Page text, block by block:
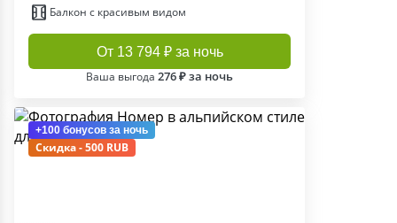
Балкон с красивым видом
От 13 794 ₽ за ночь
Ваша выгода 276 ₽ за ночь
+100 бонусов за ночь
Скидка - 500 RUB